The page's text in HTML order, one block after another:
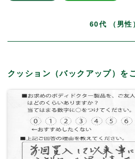
60代 （男性）
クッション（バックアップ）を